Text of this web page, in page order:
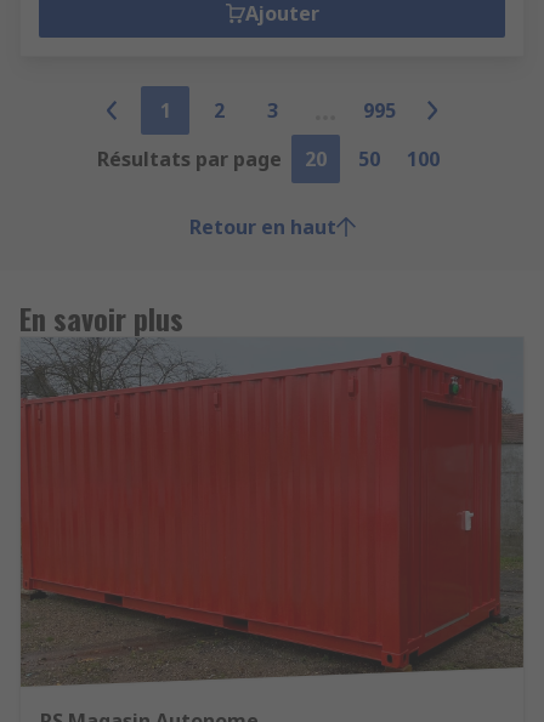
Ajouter
1 2 3
995
Résultats par page
20 50 100
Retour en haut
En savoir plus